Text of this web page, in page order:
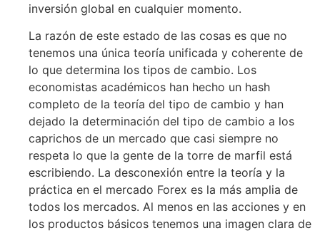
inversión global en cualquier momento.
La razón de este estado de las cosas es que no
tenemos una única teoría unificada y coherente de
lo que determina los tipos de cambio. Los
economistas académicos han hecho un hash
completo de la teoría del tipo de cambio y han
dejado la determinación del tipo de cambio a los
caprichos de un mercado que casi siempre no
respeta lo que la gente de la torre de marfil está
escribiendo. La desconexión entre la teoría y la
práctica en el mercado Forex es la más amplia de
todos los mercados. Al menos en las acciones y en
los productos básicos tenemos una imagen clara de